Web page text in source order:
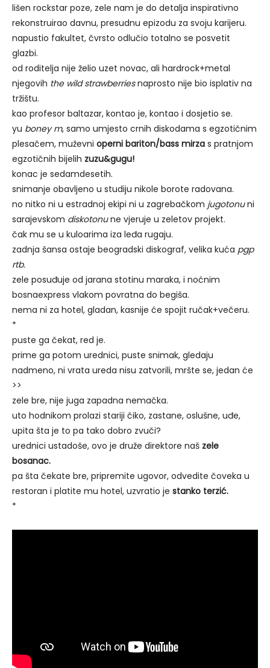
lišen rockstar poze, zele nam je do detalja inspirativno
rekonstruirao davnu, presudnu epizodu za svoju karijeru.
napustio fakultet, čvrsto odlučio totalno se posvetit
glazbi.
od roditelja nije želio uzet novac, ali hardrock+metal
njegovih the wild strawberriesnaprosto nije bio isplativ na
tržištu.
kao profesor baltazar, kontao je, kontao i dosjetio se.
yu boney m, samo umjesto crnih diskodama s egzotičnim
plesačem, muževni operni bariton/bass mirza s pratnjom
egzotičnih bijelih zuzu&gugu!
konac je sedamdesetih.
snimanje obavljeno u studiju nikole borote radovana.
no nitko ni u estradnoj ekipi ni u zagrebačkom jugotonuni
sarajevskom diskotonune vjeruje u zeletov projekt.
čak mu se u kuloarima iza leđa rugaju.
zadnja šansa ostaje beogradski diskograf, velika kuća pgp
rtb.
zele posuđuje od jarana stotinu maraka, i noćnim
bosnaexpress vlakom povratna do begiša.
nema ni za hotel, gladan, kasnije će spojit ručak+večeru.
*
puste ga čekat, red je.
prime ga potom urednici, puste snimak, gledaju
nadmeno, ni vrata ureda nisu zatvorili, mršte se, jedan će
>>
zele bre, nije juga zapadna nemačka.
uto hodnikom prolazi stariji čiko, zastane, oslušne, uđe,
upita šta je to pa tako dobro zvuči?
urednici ustadoše, ovo je druže direktore naš zele
bosanac.
pa šta čekate bre, pripremite ugovor, odvedite čoveka u
restoran i platite mu hotel, uzvratio je stanko terzić.
*